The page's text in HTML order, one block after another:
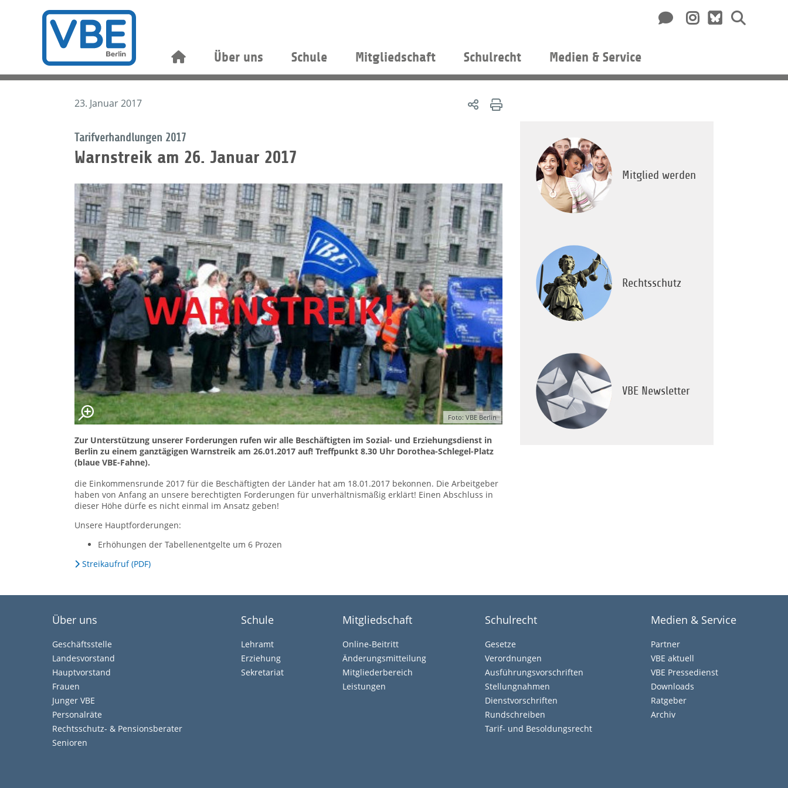
Über uns Schule Mitgliedschaft Schulrecht Medien & Service
23. Januar 2017
Tarifverhandlungen 2017
Warnstreik am 26. Januar 2017
Foto: VBE Berlin
Zur Unterstützung unserer Forderungen rufen wir alle Beschäftigten im Sozial- und Erziehungsdienst in
Berlin zu einem ganztägigen Warnstreik am 26.01.2017 auf! Treffpunkt 8.30 Uhr Dorothea-Schlegel-Platz
(blaue VBE-Fahne).
die Einkommensrunde 2017 für die Beschäftigten der Länder hat am 18.01.2017 bekonnen. Die Arbeitgeber
haben von Anfang an unsere berechtigten Forderungen für unverhältnismäßig erklärt! Einen Abschluss in
dieser Höhe dürfe es nicht einmal im Ansatz geben!
Unsere Hauptforderungen:
Erhöhungen der Tabellenentgelte um 6 Prozen
Streikaufruf (PDF)
Mitglied werden
Rechtsschutz
VBE Newsletter
Über uns
Geschäftsstelle
Landesvorstand
Hauptvorstand
Frauen
Junger VBE
Personalräte
Rechtsschutz- & Pensionsberater
Senioren
Schule
Lehramt
Erziehung
Sekretariat
Mitgliedschaft
Online-Beitritt
Änderungsmitteilung
Mitgliederbereich
Leistungen
Schulrecht
Gesetze
Verordnungen
Ausführungsvorschriften
Stellungnahmen
Dienstvorschriften
Rundschreiben
Tarif- und Besoldungsrecht
Medien & Service
Partner
VBE aktuell
VBE Pressedienst
Downloads
Ratgeber
Archiv